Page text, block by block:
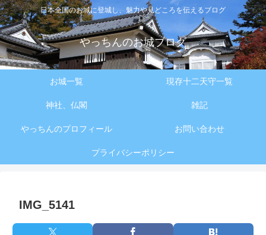
日本全国のお城に登城し、魅力や見どころを伝えるブログ
やっちんのお城ブログ
お城一覧 現存十二天守一覧
神社、仏閣 雑記
やっちんのプロフィール お問い合わせ
プライバシーポリシー
IMG_5141